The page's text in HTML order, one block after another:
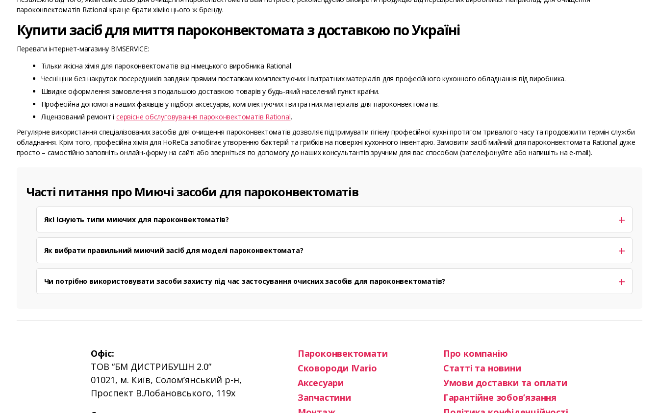
пароконвектоматів Rational краще брати хімію цього ж бренду.
Купити засіб для миття пароконвектомата з доставкою по Україні
Переваги інтернет-магазину BMSERVICE:
Тільки якісна хімія для пароконвектоматів від німецького виробника Rational.
Чесні ціни без накруток посередників завдяки прямим поставкам комплектуючих і витратних матеріалів для професійного кухонного обладнання від виробника.
Швидке оформлення замовлення з подальшою доставкою товарів у будь-який населений пункт країни.
Професійна допомога наших фахівців у підборі аксесуарів, комплектуючих і витратних матеріалів для пароконвектоматів.
Ліцензований ремонт і сервісне обслуговування пароконвектоматів Rational.
Регулярне використання спеціалізованих засобів для очищення пароконвектоматів дозволяє підтримувати гігієну професійної кухні протягом тривалого часу та продовжити термін служби
обладнання. Крім того, професійна хімія для HoReCa запобігає утворенню бактерій та грибків на поверхні кухонного інвентарю. Замовити засіб мийний для пароконвектомата Rational дуже
просто – самостійно заповніть онлайн-форму на сайті або зверніться по допомогу до наших консультантів зручним для вас способом (зателефонуйте або напишіть на e-mail).
Часті питання про Миючі засоби для пароконвектоматів
Які існують типи миючих для пароконвектоматів?
Як вибрати правильний миючий засіб для моделі пароконвектомата?
Чи потрібно використовувати засоби захисту під час застосування очисних засобів для пароконвектоматів?
Офіс:
ТОВ “БМ ДИСТРИБУШН 2.0”
01021, м. Київ, Солом’янський р-н,
Проспект В.Лобановського, 119х
Пароконвектомати
Сковороди IVario
Аксесуари
Запчастини
Про компанію
Статті та новини
Умови доставки та оплати
Гарантійне зобов’язання